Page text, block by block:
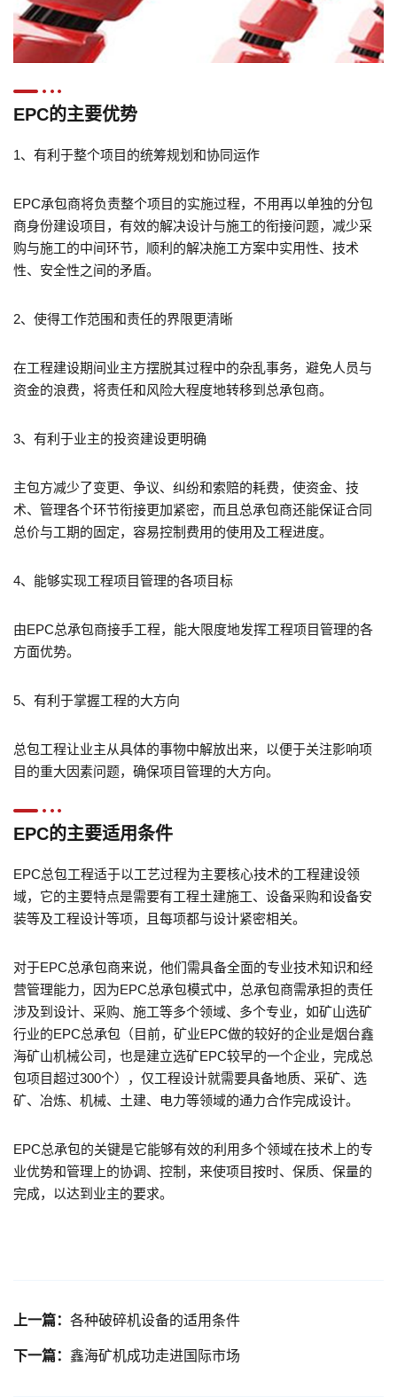
EPC的主要优势
1、有利于整个项目的统筹规划和协同运作
EPC承包商将负责整个项目的实施过程，不用再以单独的分包
商身份建设项目，有效的解决设计与施工的衔接问题，减少采
购与施工的中间环节，顺利的解决施工方案中实用性、技术
性、安全性之间的矛盾。
2、使得工作范围和责任的界限更清晰
在工程建设期间业主方摆脱其过程中的杂乱事务，避免人员与
资金的浪费，将责任和风险大程度地转移到总承包商。
3、有利于业主的投资建设更明确
主包方减少了变更、争议、纠纷和索赔的耗费，使资金、技
术、管理各个环节衔接更加紧密，而且总承包商还能保证合同
总价与工期的固定，容易控制费用的使用及工程进度。
4、能够实现工程项目管理的各项目标
由EPC总承包商接手工程，能大限度地发挥工程项目管理的各
方面优势。
5、有利于掌握工程的大方向
总包工程让业主从具体的事物中解放出来，以便于关注影响项
目的重大因素问题，确保项目管理的大方向。
EPC的主要适用条件
EPC总包工程适于以工艺过程为主要核心技术的工程建设领
域，它的主要特点是需要有工程土建施工、设备采购和设备安
装等及工程设计等项，且每项都与设计紧密相关。
对于EPC总承包商来说，他们需具备全面的专业技术知识和经
营管理能力，因为EPC总承包模式中，总承包商需承担的责任
涉及到设计、采购、施工等多个领域、多个专业，如矿山选矿
行业的EPC总承包（目前，矿业EPC做的较好的企业是烟台鑫
海矿山机械公司，也是建立选矿EPC较早的一个企业，完成总
包项目超过300个），仅工程设计就需要具备地质、采矿、选
矿、冶炼、机械、土建、电力等领域的通力合作完成设计。
EPC总承包的关键是它能够有效的利用多个领域在技术上的专
业优势和管理上的协调、控制，来使项目按时、保质、保量的
完成，以达到业主的要求。
上一篇： 各种破碎机设备的适用条件
下一篇： 鑫海矿机成功走进国际市场